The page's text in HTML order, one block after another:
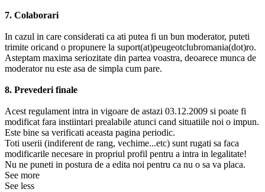
7. Colaborari
In cazul in care considerati ca ati putea fi un bun moderator, puteti
trimite oricand o propunere la suport(at)peugeotclubromania(dot)ro.
Asteptam maxima seriozitate din partea voastra, deoarece munca de
moderator nu este asa de simpla cum pare.
8. Prevederi finale
Acest regulament intra in vigoare de astazi 03.12.2009 si poate fi
modificat fara instiintari prealabile atunci cand situatiile noi o impun.
Este bine sa verificati aceasta pagina periodic.
Toti userii (indiferent de rang, vechime...etc) sunt rugati sa faca
modificarile necesare in propriul profil pentru a intra in legalitate!
Nu ne puneti in postura de a edita noi pentru ca nu o sa va placa.
See more
See less